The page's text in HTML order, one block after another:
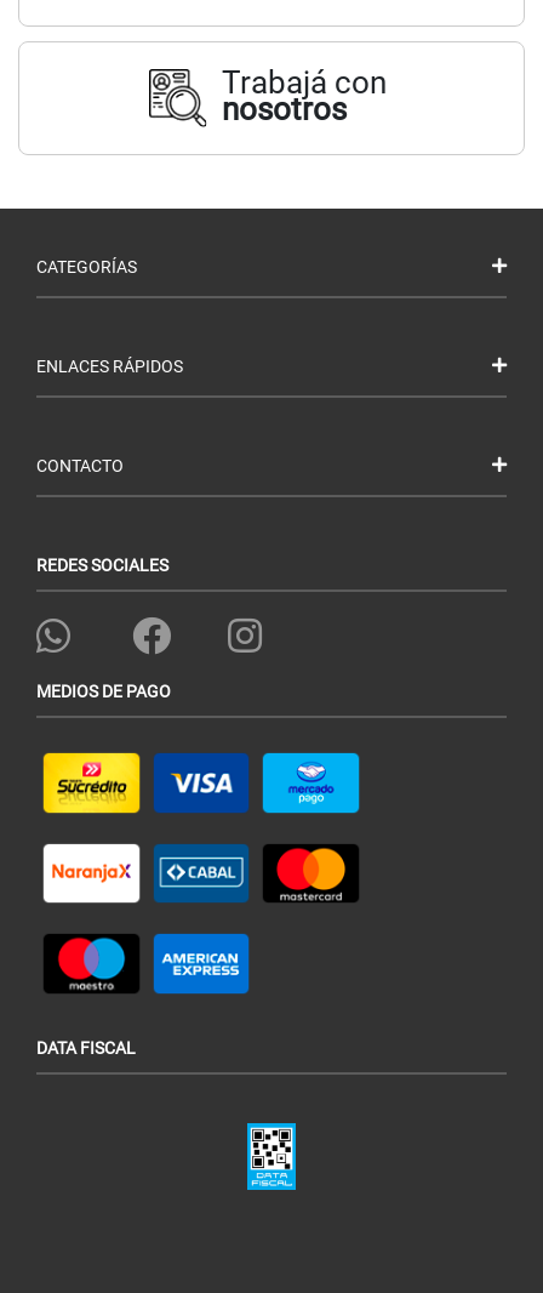
Trabajá con
nosotros
CATEGORÍAS
ENLACES RÁPIDOS
CONTACTO
REDES SOCIALES
MEDIOS DE PAGO
DATA FISCAL